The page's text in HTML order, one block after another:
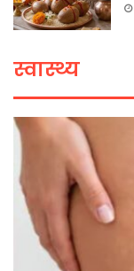
स्वास्थ्य